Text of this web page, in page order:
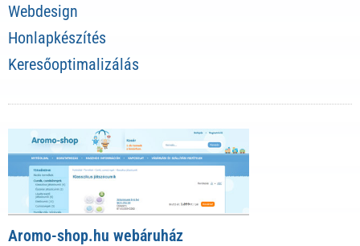
Webdesign
Honlapkészítés
Keresőoptimalizálás
Aromo-shop.hu webáruház